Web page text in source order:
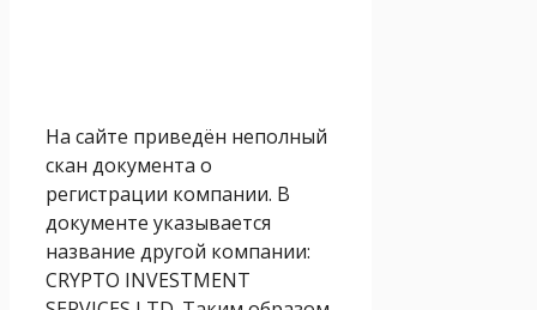
На сайте приведён неполный
скан документа о
регистрации компании. В
документе указывается
название другой компании:
CRYPTO INVESTMENT